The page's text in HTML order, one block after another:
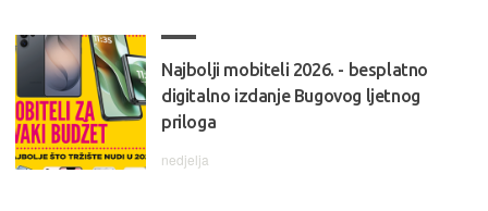
Najbolji mobiteli 2026. - besplatno
digitalno izdanje Bugovog ljetnog
priloga
nedjelja